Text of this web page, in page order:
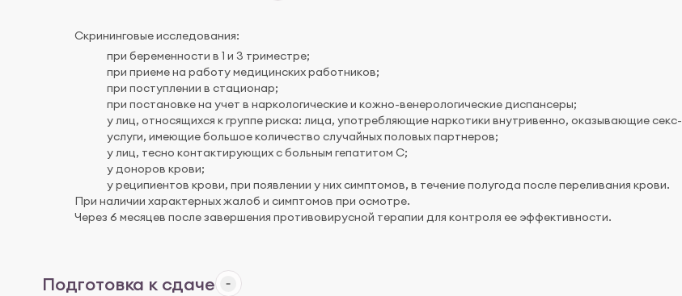
Скрининговые исследования:
при беременности в 1 и 3 триместре;
при приеме на работу медицинских работников;
при поступлении в стационар;
при постановке на учет в наркологические и кожно-венерологические диспансеры;
у лиц, относящихся к группе риска: лица, употребляющие наркотики внутривенно, оказывающие секс-
услуги, имеющие большое количество случайных половых партнеров;
у лиц, тесно контактирующих с больным гепатитом С;
у доноров крови;
у реципиентов крови, при появлении у них симптомов, в течение полугода после переливания крови.
При наличии характерных жалоб и симптомов при осмотре.
Через 6 месяцев после завершения противовирусной терапии для контроля ее эффективности.
Подготовка к сдаче